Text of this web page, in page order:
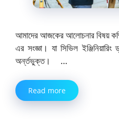
আমাদের আজকের আলোচনার বিষয়
এর সংজ্ঞা। যা সিভিল
অর্ন্তভুক্ত। …
Read more